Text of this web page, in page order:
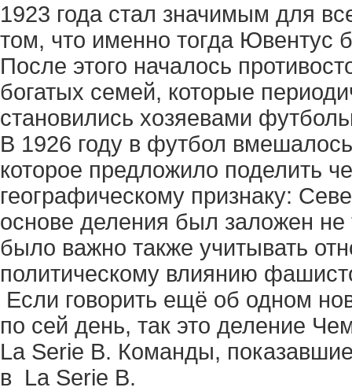
1923 года стал значимым для
том, что именно тогда Ювентус
После этого началось
богатых семей, которые
становились хозяевами
В 1926 году в футбол
которое предложило поделить
географическому признаку:
основе деления был заложен не
было важно также учитывать
политическому влиянию
Если говорить ещё об одном
по сей день, так это деление
La Serie В. Команды,
в La Serie В.